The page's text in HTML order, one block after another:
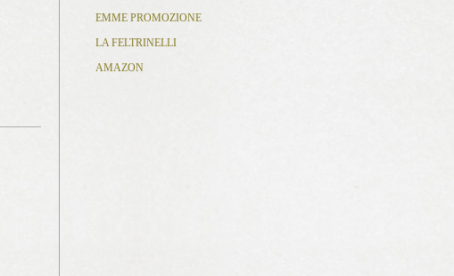
EMME PROMOZIONE
LA FELTRINELLI
AMAZON